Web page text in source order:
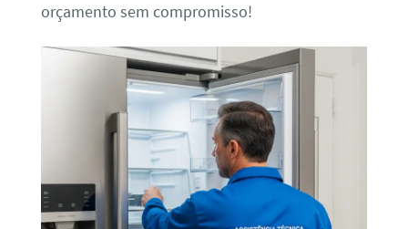
orçamento sem compromisso!